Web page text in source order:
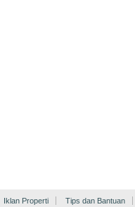
Iklan Properti Tips dan Bantuan